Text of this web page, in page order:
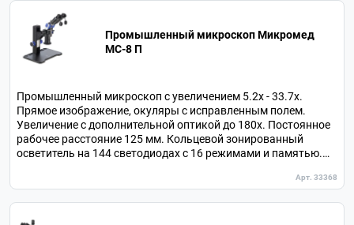
Промышленный микроскоп Микромед
MC-8 П
Промышленный микроскоп с увеличением 5.2х - 33.7х.
Прямое изображение, окуляры с исправленным полем.
Увеличение с дополнительной оптикой до 180х. Постоянное
рабочее расстояние 125 мм. Кольцевой зонированный
осветитель на 144 светодиодах с 16 режимами и памятью.
Арт. 33368